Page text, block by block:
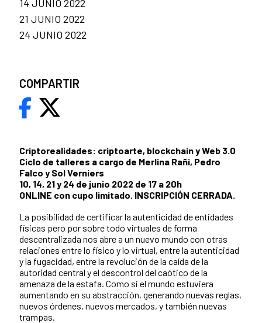
Criptorealidades: criptoarte, blockchain y Web 3.0
Ciclo de talleres a cargo de Merlina Rañi, Pedro
Falco y Sol Verniers
10, 14, 21 y 24 de junio 2022 de 17 a 20h
ONLINE con cupo limitado. INSCRIPCIÓN CERRADA.
La posibilidad de certificar la autenticidad de entidades
físicas pero por sobre todo virtuales de forma
descentralizada nos abre a un nuevo mundo con otras
relaciones entre lo físico y lo virtual, entre la autenticidad
y la fugacidad, entre la revolución de la caída de la
autoridad central y el descontrol del caótico de la
amenaza de la estafa. Como si el mundo estuviera
aumentando en su abstracción, generando nuevas reglas,
nuevos órdenes, nuevos mercados, y también nuevas
trampas.
14 JUNIO 2022
21 JUNIO 2022
24 JUNIO 2022
COMPARTIR